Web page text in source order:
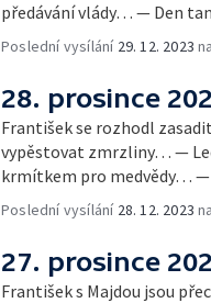
předávání vlády… — Den
Poslední vysílání 29. 12. 2023
28. prosince
František se rozhodl
vypěstovat zmrzliny… —
krmítkem pro medvědy… —
Poslední vysílání 28. 12. 2023
27. prosince
František s Majdou jsou